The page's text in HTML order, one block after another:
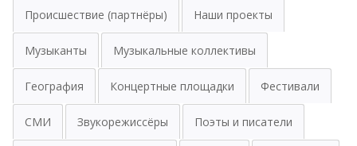
Происшествие (партнёры) Наши проекты
Музыканты Музыкальные коллективы
География Концертные площадки Фестивали
СМИ Звукорежиссёры Поэты и писатели